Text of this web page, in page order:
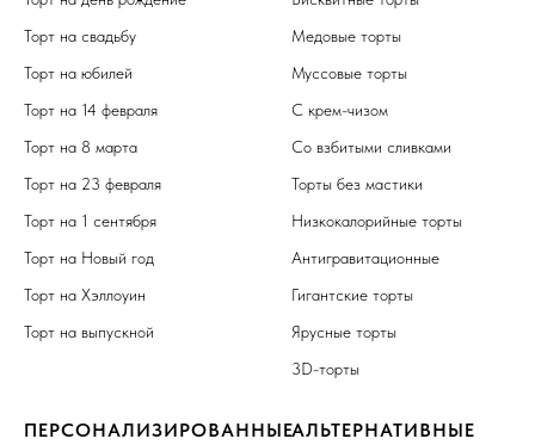
Торт на свадьбу
Торт на юбилей
Торт на 14 февраля
Торт на 8 марта
Торт на 23 февраля
Торт на 1 сентября
Торт на Новый год
Торт на Хэллоуин
Торт на выпускной
Медовые торты
Муссовые торты
С крем-чизом
Со взбитыми сливками
Торты без мастики
Низкокалорийные торты
Антигравитационные
Гигантские торты
Ярусные торты
3D-торты
ПЕРСОНАЛИЗИРОВАННЫЕАЛЬТЕРНАТИВНЫЕ